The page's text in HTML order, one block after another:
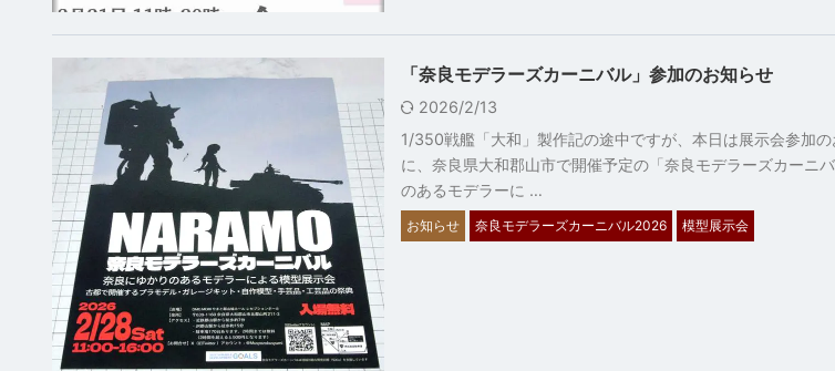
「奈良モデラーズカーニバル」参加のお知らせ
2026/2/13
1/350戦艦「大和」製作記の途中ですが、本日は展示会参加
に、奈良県大和郡山市で開催予定の「奈良モデラーズカーニ
のあるモデラーに …
お知らせ 奈良モデラーズカーニバル2026 模型展示会